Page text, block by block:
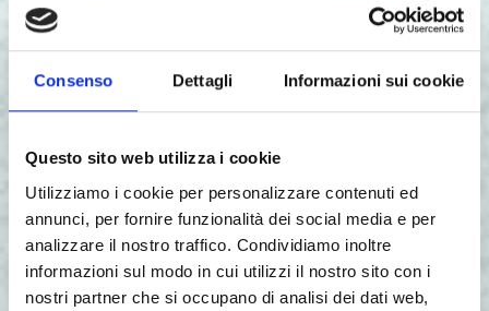
Consenso Dettagli Informazioni sui cookie
Questo sito web utilizza i cookie
Utilizziamo i cookie per personalizzare contenuti ed
annunci, per fornire funzionalità dei social media e per
analizzare il nostro traffico. Condividiamo inoltre
informazioni sul modo in cui utilizzi il nostro sito con i
nostri partner che si occupano di analisi dei dati web,
Le mondine, memoria storica e simbolo della
tradizione legata alla raccolta del riso.